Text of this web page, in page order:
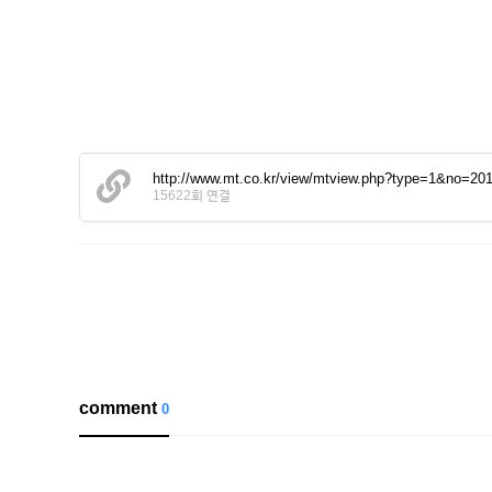
http://www.mt.co.kr/view/
15622회 연결
comment0